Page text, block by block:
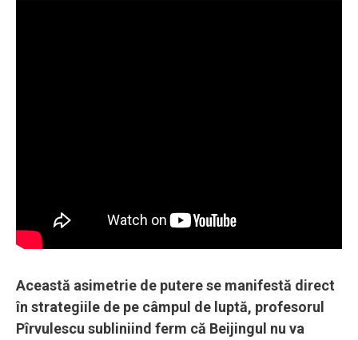
Această asimetrie de putere se manifestă direct
în strategiile de pe câmpul de luptă, profesorul
Pîrvulescu subliniind ferm că Beijingul nu va